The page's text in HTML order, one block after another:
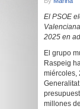
El PSOE
2025 en
El grupo
Raspeig
miércoles,
millones